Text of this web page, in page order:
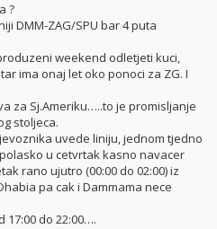
?
DMM-ZAG/SPU bar 4 puta
weekend odletjeti kuci,
ima onaj let oko ponoci za ZG. I
za Sj.Ameriku…..to je promisljanje
stoljeca.
uvede liniju, jednom tjedno
u cetvrtak kasno navacer
rano ujutro (00:00 do 02:00) iz
pa cak i Dammama nece
17:00 do 22:00….